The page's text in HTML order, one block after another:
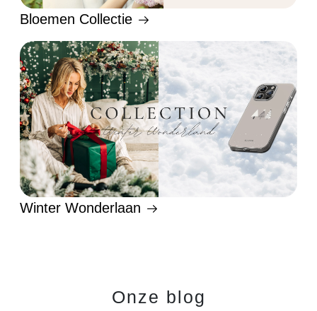
Bloemen Collectie
Winter Wonderlaan
Onze blog